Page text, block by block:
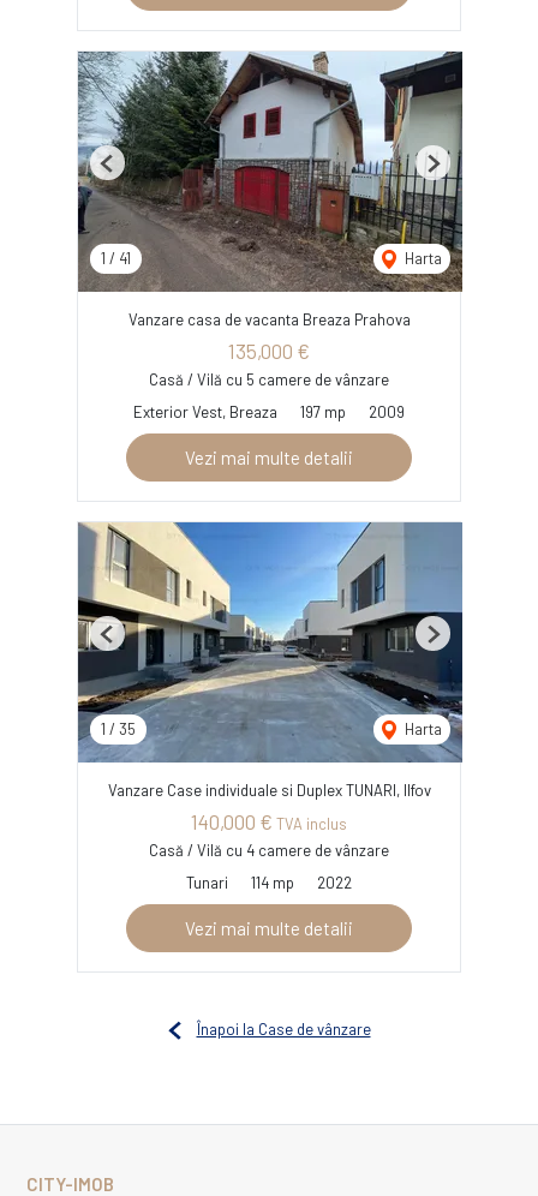
1 / 41 Harta
Previous Next
Vanzare casa de vacanta Breaza Prahova
135,000 €
Casă / Vilă cu 5 camere de vânzare
Exterior Vest, Breaza
197 mp 2009
Vezi mai multe detalii
1 / 35 Harta
Previous Next
Vanzare Case individuale si Duplex TUNARI, Ilfov
140,000 € TVA inclus
Casă / Vilă cu 4 camere de vânzare
Tunari
114 mp 2022
Vezi mai multe detalii
Înapoi la Case de vânzare
CITY-IMOB